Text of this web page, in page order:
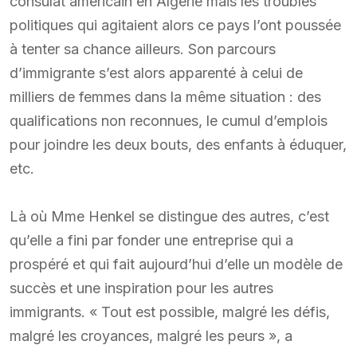
politiques qui agitaient alors ce pays l’ont poussée
à tenter sa chance ailleurs. Son parcours
d’immigrante s’est alors apparenté à celui de
milliers de femmes dans la même situation : des
qualifications non reconnues, le cumul d’emplois
pour joindre les deux bouts, des enfants à éduquer,
etc.
Là où Mme Henkel se distingue des autres, c’est
qu’elle a fini par fonder une entreprise qui a
prospéré et qui fait aujourd’hui d’elle un modèle de
succès et une inspiration pour les autres
immigrants. « Tout est possible, malgré les défis,
malgré les croyances, malgré les peurs », a